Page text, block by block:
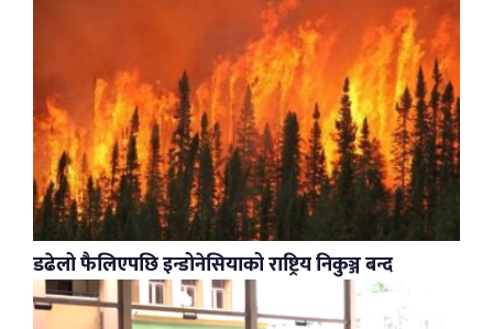
डढेलो फैलिएपछि इन्डोनेसियाको राष्ट्रिय निकुञ्ज बन्द